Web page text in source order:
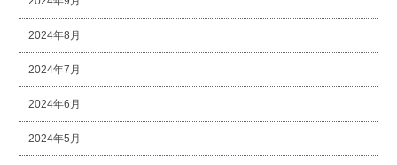
2024年8月
2024年7月
2024年6月
2024年5月